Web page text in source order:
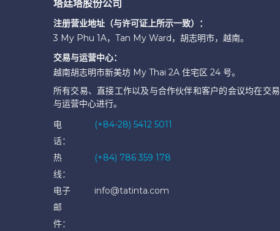
塔廷塔股份公司
注册营业地址（与许可证上所示一致）：
3 My Phu 1A，Tan My Ward，胡志明市，越南。
交易与运营中心：
越南胡志明市新美坊 My Thai 2A 住宅区 24 号。
所有交易、直接工作以及与合作伙伴和客户的会议均在交易
与运营中心进行。
电
话：
(+84-28) 5412 5011
热
线：
(+84) 786 359 178
电子
邮
件：
info@tatinta.com